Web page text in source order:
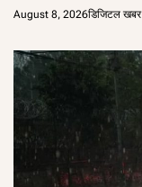
August 8, 2026डिजिटल खबर